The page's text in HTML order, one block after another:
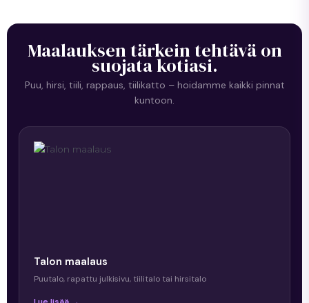
Maalauksen tärkein tehtävä on
suojata kotiasi.
Puu, hirsi, tiili, rappaus, tiilikatto – hoidamme kaikki pinnat
kuntoon.
Talon maalaus
Puutalo, rapattu julkisivu, tiilitalo tai hirsitalo